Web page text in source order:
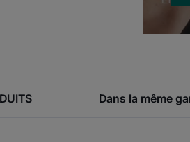
Dans la même